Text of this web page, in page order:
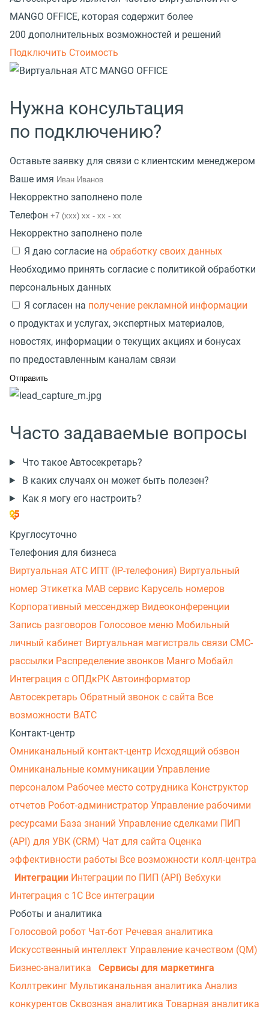
MANGO OFFICE, которая содержит более
200 дополнительных возможностей и решений
Подключить Стоимость
Нужна консультация
по подключению?
Оставьте заявку для связи с клиентским менеджером
Ваше имя
Некорректно заполнено поле
Телефон
Некорректно заполнено поле
Я даю согласие на обработку своих данных
Необходимо принять согласие с политикой обработки
персональных данных
Я согласен на получение рекламной информации
о продуктах и услугах, экспертных материалов,
новостях, информации о текущих акциях и бонусах
по предоставленным каналам связи
Часто задаваемые вопросы
Что такое Автосекретарь?
В каких случаях он может быть полезен?
Как я могу его настроить?
Круглосуточно
Телефония для бизнеса
Виртуальная АТС ИПТ (IP-телефония) Виртуальный
номер Этикетка МАВ сервис Карусель номеров
Корпоративный мессенджер Видеоконференции
Запись разговоров Голосовое меню Мобильный
личный кабинет Виртуальная магистраль связи СМС-
рассылки Распределение звонков Манго Мобайл
Интеграция с ОПДкРК Автоинформатор
Автосекретарь Обратный звонок с сайта Все
возможности ВАТС
Контакт-центр
Омниканальный контакт-центр Исходящий обзвон
Омниканальные коммуникации Управление
персоналом Рабочее место сотрудника Конструктор
отчетов Робот-администратор Управление рабочими
ресурсами База знаний Управление сделками ПИП
(API) для УВК (CRM) Чат для сайта Оценка
эффективности работы Все возможности колл-центра
Интеграции Интеграции по ПИП (API) Вебхуки
Интеграция с 1С Все интеграции
Роботы и аналитика
Голосовой робот Чат-бот Речевая аналитика
Искусственный интеллект Управление качеством (QM)
Бизнес-аналитика
Сервисы для маркетинга
Коллтрекинг Мультиканальная аналитика Анализ
конкурентов Сквозная аналитика Товарная аналитика